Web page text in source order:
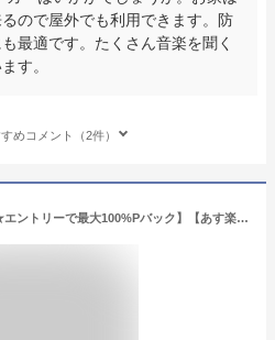
ので屋外でも利用できます。防
最適です。たくさん音楽を聞く
す。
めコメント（2件）
【7/5限定★当選確率1/2★エントリーで最大100%Pバック】【あす楽】RERUU ワイヤレスイヤホン ノイズキャンセリング付｜RE-HP002 カナル型 通話 防滴 生活防水 IPX5 Bluetooth 片耳モード 天然木使用 軽量 ランニング USB Type-c レル―